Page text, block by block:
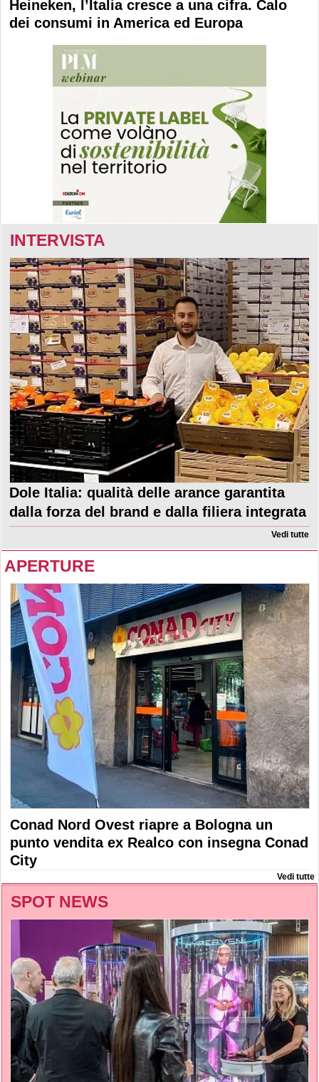
Heineken, l’Italia cresce a una cifra. Calo
dei consumi in America ed Europa
INTERVISTA
Dole Italia: qualità delle arance garantita
dalla forza del brand e dalla filiera integrata
Vedi tutte
APERTURE
Conad Nord Ovest riapre a Bologna un
punto vendita ex Realco con insegna Conad
City
Vedi tutte
SPOT NEWS